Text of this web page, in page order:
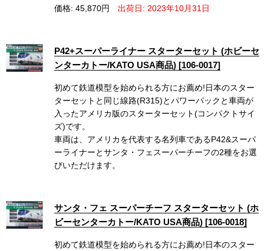
価格: 45,870円 出荷日: 2023年10月31日
P42+スーパーライナー スターターセット (ホビーセ
ンターカトー/KATO USA商品) [106-0017]
初めて鉄道模型を始められる方にお薦め!日本のスター
ターセットと同じ線路(R315)とパワーパックと車両が
入ったアメリカ版のスターターセット(コンパクトサイ
ズ)です。
車両は、アメリカを代表する名列車であるP42&スーパ
ーライナーとサンタ・フェスーパーチーフの2種をお選
びいただけます。
サンタ・フェ スーパーチーフ スターターセット (ホ
ビーセンターカトー/KATO USA商品) [106-0018]
初めて鉄道模型を始められる方にお薦め!日本のスター